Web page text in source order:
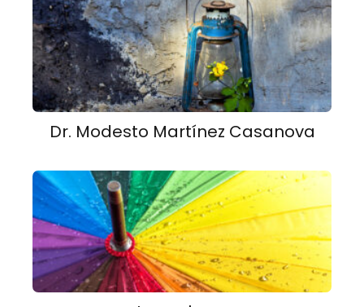
Dr. Modesto Martínez Casanova